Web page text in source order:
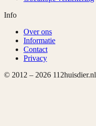
Info
Over ons
Informatie
Contact
Privacy
© 2012 – 2026 112huisdier.nl